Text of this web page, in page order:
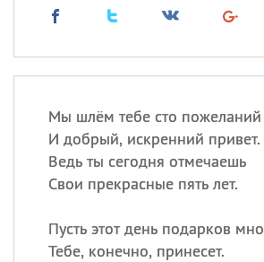
Мы шлём тебе сто пожеланий
И добрый, искренний привет.
Ведь ты сегодня отмечаешь
Свои прекрасные пять лет.
Пусть этот день подарков
Тебе, конечно, принесет.